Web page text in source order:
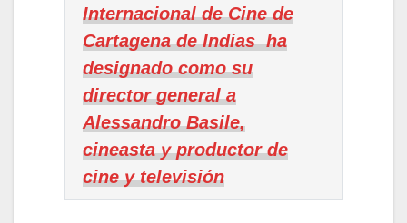
Internacional de Cine de
Cartagena de Indias ha
designado como su
director general a
Alessandro Basile,
cineasta y productor de
cine y televisión